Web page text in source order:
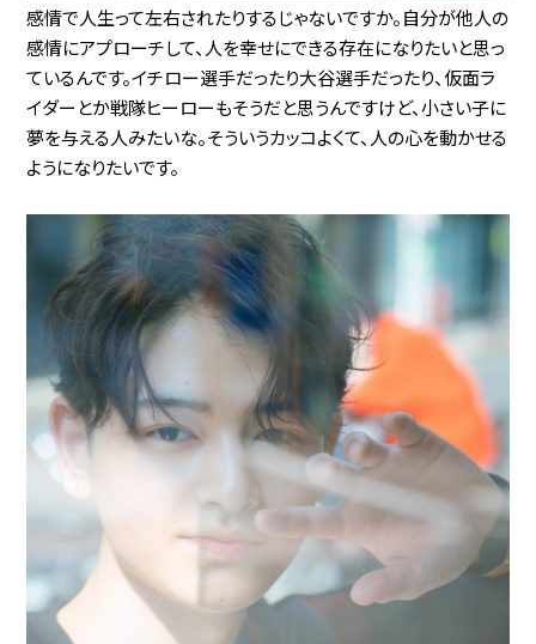
感情で人生って左右されたりするじゃないですか。自分が他人の
感情にアプローチして、人を幸せにできる存在になりたいと思っ
ているんです。イチロー選手だったり大谷選手だったり、仮面ラ
イダーとか戦隊ヒーローもそうだと思うんですけど、小さい子に
夢を与える人みたいな。そういうカッコよくて、人の心を動かせる
ようになりたいです。